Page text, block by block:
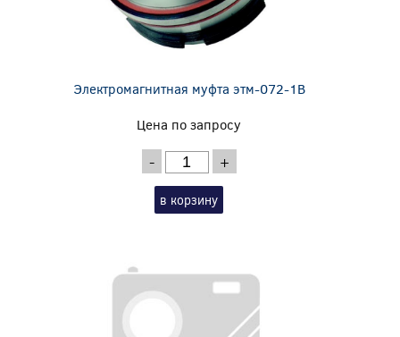
Электромагнитная муфта этм-072-1В
Цена по запросу
- +
в корзину